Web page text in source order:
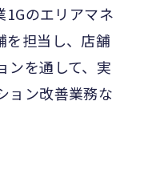
1Gのエリアマネ
を担当し、店舗
ンを通して、実
ョン改善業務な